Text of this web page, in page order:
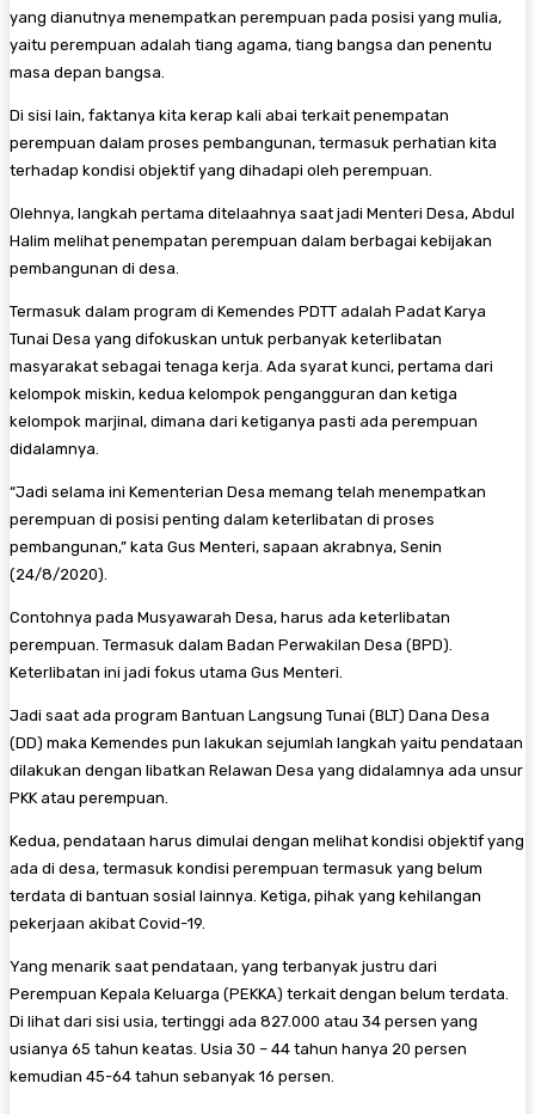
yang dianutnya menempatkan perempuan pada posisi yang mulia,
yaitu perempuan adalah tiang agama, tiang bangsa dan penentu
masa depan bangsa.
Di sisi lain, faktanya kita kerap kali abai terkait penempatan
perempuan dalam proses pembangunan, termasuk perhatian kita
terhadap kondisi objektif yang dihadapi oleh perempuan.
Olehnya, langkah pertama ditelaahnya saat jadi Menteri Desa, Abdul
Halim melihat penempatan perempuan dalam berbagai kebijakan
pembangunan di desa.
Termasuk dalam program di Kemendes PDTT adalah Padat Karya
Tunai Desa yang difokuskan untuk perbanyak keterlibatan
masyarakat sebagai tenaga kerja. Ada syarat kunci, pertama dari
kelompok miskin, kedua kelompok pengangguran dan ketiga
kelompok marjinal, dimana dari ketiganya pasti ada perempuan
didalamnya.
“Jadi selama ini Kementerian Desa memang telah menempatkan
perempuan di posisi penting dalam keterlibatan di proses
pembangunan,” kata Gus Menteri, sapaan akrabnya, Senin
(24/8/2020).
Contohnya pada Musyawarah Desa, harus ada keterlibatan
perempuan. Termasuk dalam Badan Perwakilan Desa (BPD).
Keterlibatan ini jadi fokus utama Gus Menteri.
Jadi saat ada program Bantuan Langsung Tunai (BLT) Dana Desa
(DD) maka Kemendes pun lakukan sejumlah langkah yaitu pendataan
dilakukan dengan libatkan Relawan Desa yang didalamnya ada unsur
PKK atau perempuan.
Kedua, pendataan harus dimulai dengan melihat kondisi objektif yang
ada di desa, termasuk kondisi perempuan termasuk yang belum
terdata di bantuan sosial lainnya. Ketiga, pihak yang kehilangan
pekerjaan akibat Covid-19.
Yang menarik saat pendataan, yang terbanyak justru dari
Perempuan Kepala Keluarga (PEKKA) terkait dengan belum terdata.
Di lihat dari sisi usia, tertinggi ada 827.000 atau 34 persen yang
usianya 65 tahun keatas. Usia 30 – 44 tahun hanya 20 persen
kemudian 45-64 tahun sebanyak 16 persen.